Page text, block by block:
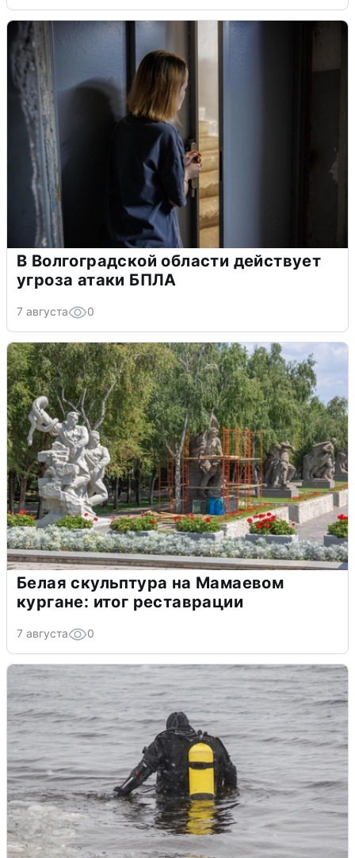
В Волгоградской области действует
угроза атаки БПЛА
7 августа 0
Белая скульптура на Мамаевом
кургане: итог реставрации
7 августа 0